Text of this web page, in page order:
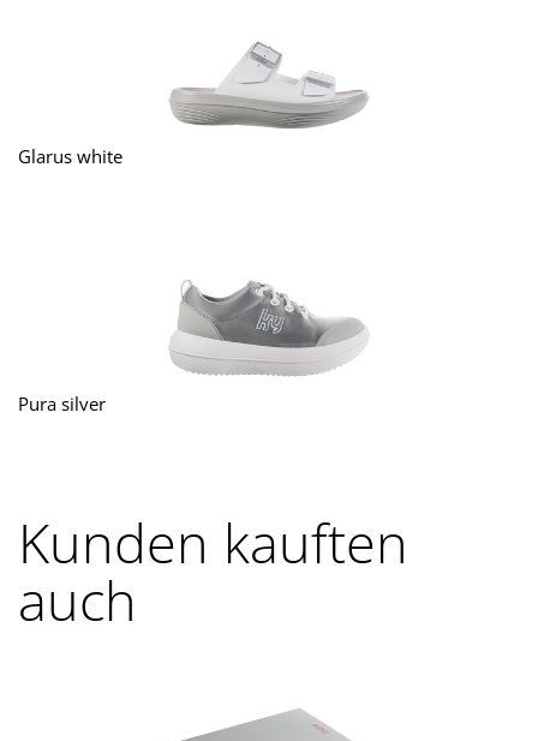
Glarus white
Pura silver
Kunden kauften
auch